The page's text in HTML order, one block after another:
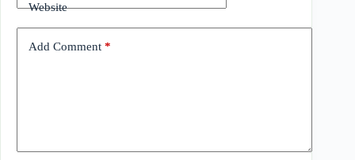
Website
Add Comment *